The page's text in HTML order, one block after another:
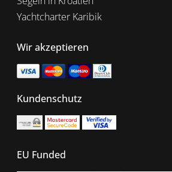
Yachtcharter Karibik
Wir akzeptieren
Kundenschutz
EU Funded